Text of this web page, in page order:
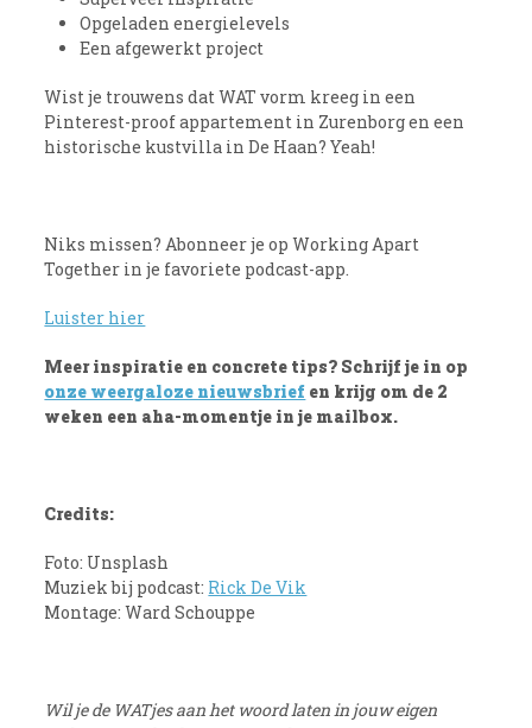
Opgeladen energielevels
Een afgewerkt project
Wist je trouwens dat WAT vorm kreeg in een
Pinterest-proof appartement in Zurenborg en een
historische kustvilla in De Haan? Yeah!
Niks missen? Abonneer je op Working Apart
Together in je favoriete podcast-app.
Luister hier
Meer inspiratie en concrete tips? Schrijf je in op
onze weergaloze nieuwsbrief en krijg om de 2
weken een aha-momentje in je mailbox.
Credits:
Foto: Unsplash
Muziek bij podcast: Rick De Vik
Montage: Ward Schouppe
Wil je de WATjes aan het woord laten in jouw eigen